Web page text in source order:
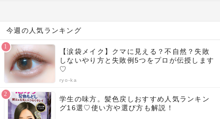
今週の人気ランキング
【涙袋メイク】クマに見える？不自然？失敗
しないやり方と失敗例5つをプロが伝授します
♡
ryo-ka
学生の味方。髪色戻しおすすめ人気ランキン
グ16選♡使い方や選び方も解説！